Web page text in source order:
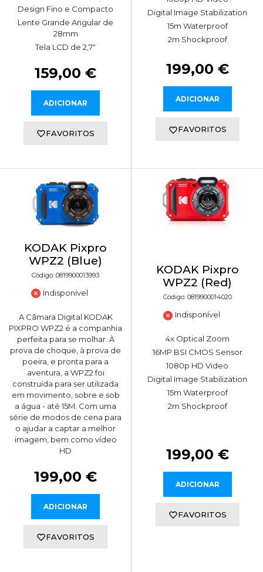
Design Fino e Compacto
Lente Grande Angular de
28mm
Tela LCD de 2,7"
159,00 €
ADICIONAR
FAVORITOS
Digital Image Stabilization
15m Waterproof
2m Shockproof
199,00 €
ADICIONAR
FAVORITOS
KODAK Pixpro
WPZ2 (Blue)
Código: 0819900013993
Indisponível
A Câmara Digital KODAK
PIXPRO WPZ2 é a companhia
perfeita para se molhar. À
prova de choque, à prova de
poeira, e pronta para a
aventura, a WPZ2 foi
construída para ser utilizada
em movimento, sobre e sob
a água - até 15M. Com uma
série de modos de cena para
o ajudar a captar a melhor
imagem, bem como vídeo
HD
199,00 €
ADICIONAR
FAVORITOS
KODAK Pixpro
WPZ2 (Red)
Código: 0819900014020
Indisponível
4x Optical Zoom
16MP BSI CMOS Sensor
1080p HD Video
Digital Image Stabilization
15m Waterproof
2m Shockproof
199,00 €
ADICIONAR
FAVORITOS